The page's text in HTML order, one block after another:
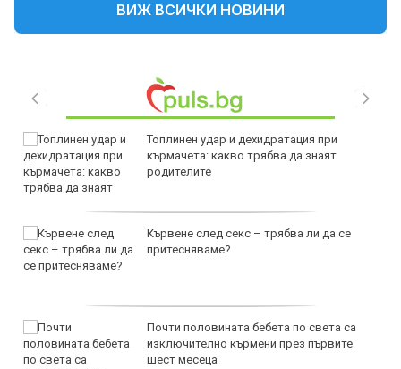
ВИЖ ВСИЧКИ НОВИНИ
Топлинен удар и дехидратация при
кърмачета: какво трябва да знаят
родителите
Кървене след секс – трябва ли да се
притесняваме?
Почти половината бебета по света са
изключително кърмени през първите
шест месеца